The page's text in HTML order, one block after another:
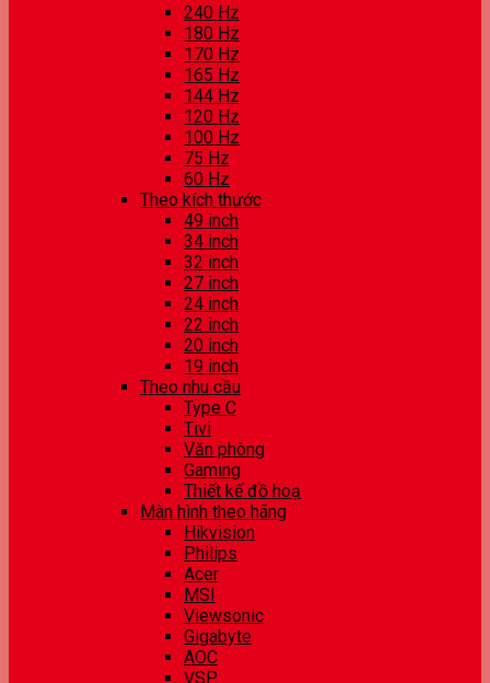
240 Hz
180 Hz
170 Hz
165 Hz
144 Hz
120 Hz
100 Hz
75 Hz
60 Hz
Theo kích thước
49 inch
34 inch
32 inch
27 inch
24 inch
22 inch
20 inch
19 inch
Theo nhu cầu
Type C
Tivi
Văn phòng
Gaming
Thiết kế đồ hoạ
Màn hình theo hãng
Hikvision
Philips
Acer
MSI
Viewsonic
Gigabyte
AOC
VSP